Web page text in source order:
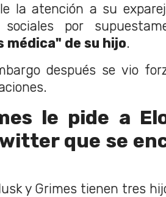
la atención a su
sociales por
médica" de su hijo.
después se vio
le pide a
que se
y Grimes tienen tres